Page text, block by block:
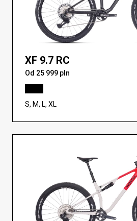
XF 9.7 RC
Od 25 999 pln
S, M, L, XL